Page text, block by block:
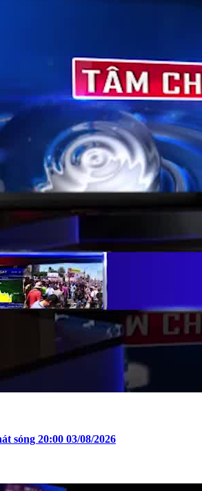
sóng 20:00 03/08/2026